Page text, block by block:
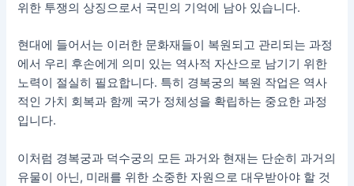
위한 투쟁의 상징으로서 국민의 기억에 남아 있습니다.
현대에 들어서는 이러한 문화재들이 복원되고 관리되는 과정
에서 우리 후손에게 의미 있는 역사적 자산으로 남기기 위한
노력이 절실히 필요합니다. 특히 경복궁의 복원 작업은 역사
적인 가치 회복과 함께 국가 정체성을 확립하는 중요한 과정
입니다.
이처럼 경복궁과 덕수궁의 모든 과거와 현재는 단순히 과거의
유물이 아닌, 미래를 위한 소중한 자원으로 대우받아야 할 것